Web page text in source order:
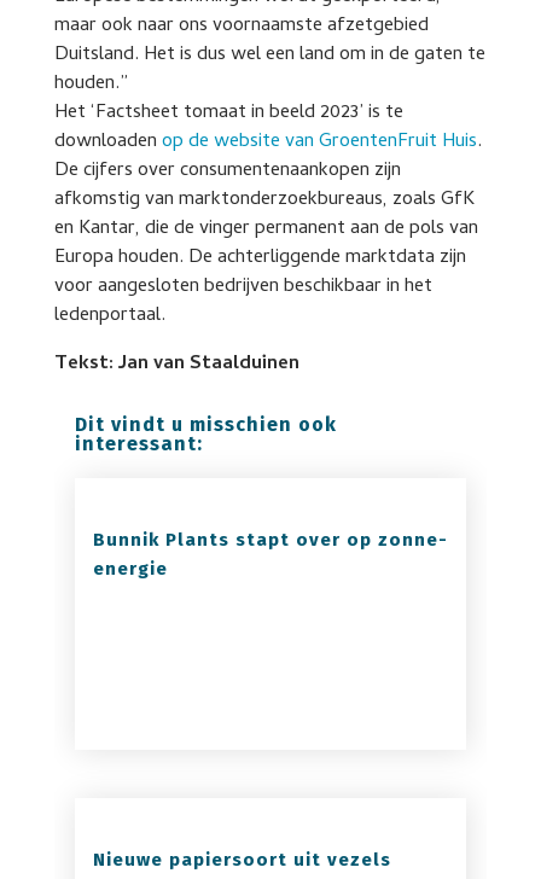
maar ook naar ons voornaamste afzetgebied
Duitsland. Het is dus wel een land om in de gaten te
houden.”
Het ‘Factsheet tomaat in beeld 2023’ is te
downloadenop de website van GroentenFruit Huis.
De cijfers over consumentenaankopen zijn
afkomstig van marktonderzoekbureaus, zoals GfK
en Kantar, die de vinger permanent aan de pols van
Europa houden. De achterliggende marktdata zijn
voor aangesloten bedrijven beschikbaar in het
ledenportaal.
Tekst: Jan van Staalduinen
Dit vindt u misschien ook
interessant:
Bunnik Plants stapt over op zonne-
energie
Nieuwe papiersoort uit vezels